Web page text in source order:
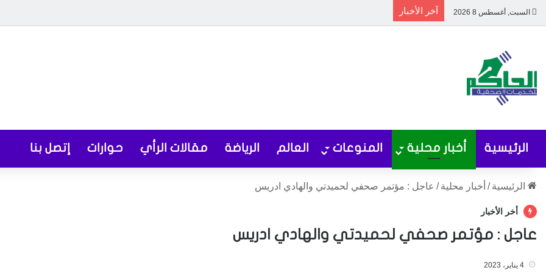
السبت, أغسطس 8 2026 آخر الأخبار
الرئيسية أخبار محلية المنوعات العالم الرياضة مقالات الرأي حوارات إتصل بنا
الرئيسية / أخبار محلية / عاجل : مؤتمر صحفي لحميدتي والهادي ادريس
أخر الأخبار
عاجل : مؤتمر صحفي لحميدتي والهادي ادريس
4 يناير، 2023